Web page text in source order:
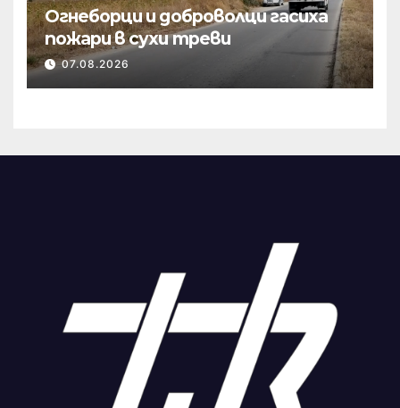
Огнеборци и доброволци гасиха
пожари в сухи треви
07.08.2026